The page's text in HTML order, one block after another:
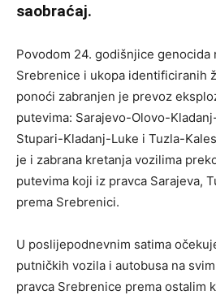
saobraćaj.
Povodom 24. godišnjice genocida
Srebrenice i ukopa identificiranih
ponoći zabranjen je prevoz
putevima: Sarajevo-Olovo-
Stupari-Kladanj-Luke i Tuzla-
je i zabrana kretanja vozilima
putevima koji iz pravca Sarajeva,
prema Srebrenici.
U poslijepodnevnim satima
putničkih vozila i autobusa na
pravca Srebrenice prema ostalim